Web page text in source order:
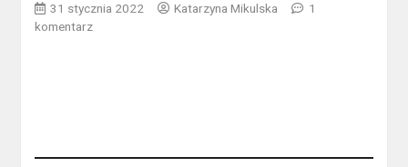
31 stycznia 2022 Katarzyna Mikulska
1
komentarzdo